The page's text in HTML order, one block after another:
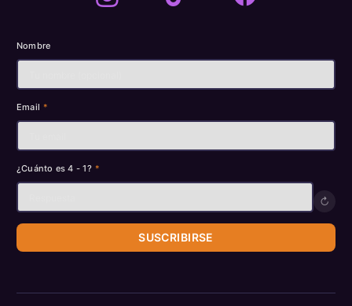
Nombre
Email *
¿Cuánto es 4 - 1? *
↻
SUSCRIBIRSE